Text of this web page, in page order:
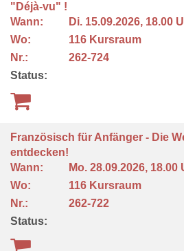
"Déjà-vu" !
Wann:
Di. 15.09.2026, 18.00
Wo:
116 Kursraum
Nr.:
262-724
Status:
Französisch für Anfänger - Die
entdecken!
Wann:
Mo. 28.09.2026, 18.00
Wo:
116 Kursraum
Nr.:
262-722
Status: